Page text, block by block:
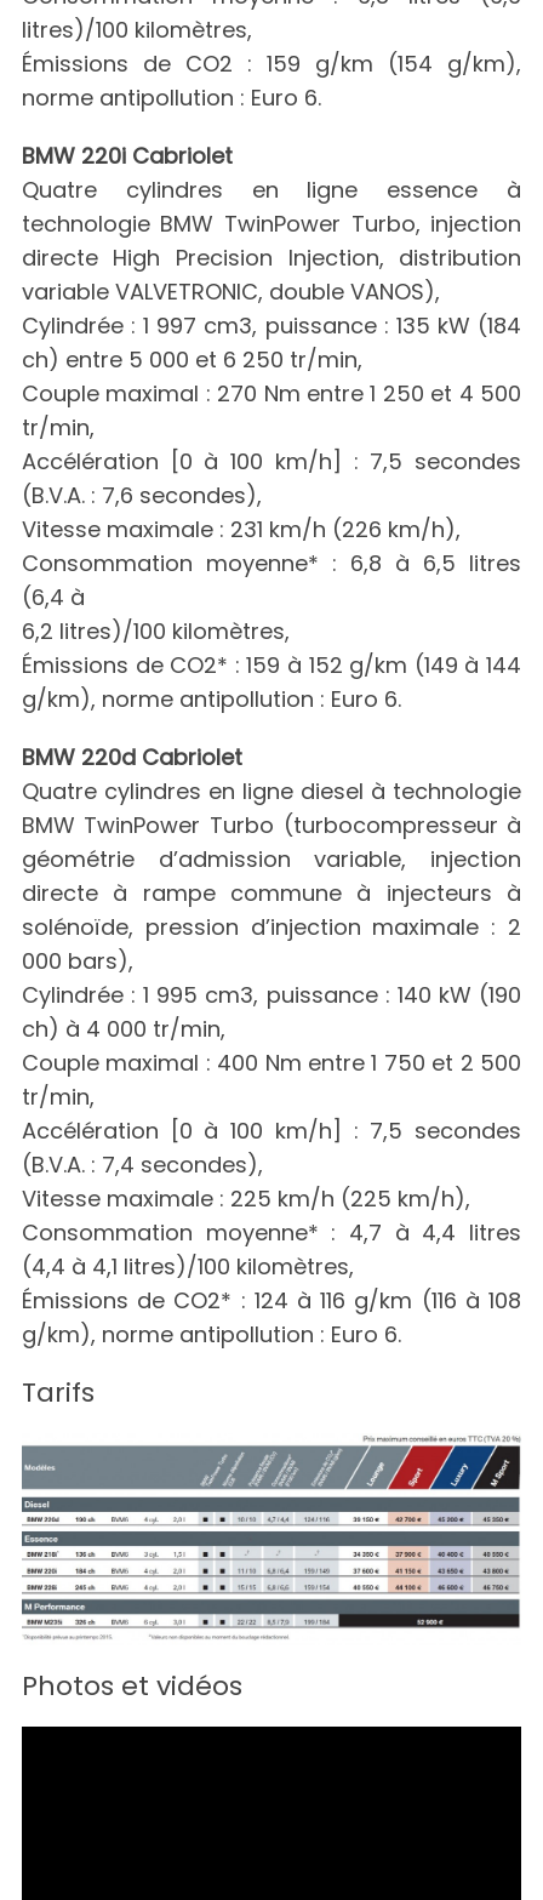
litres)/100 kilomètres,
Émissions de CO2 : 159 g/km (154 g/km),
norme antipollution : Euro 6.
BMW 220i Cabriolet
Quatre cylindres en ligne essence à
technologie BMW TwinPower Turbo, injection
directe High Precision Injection, distribution
variable VALVETRONIC, double VANOS),
Cylindrée : 1 997 cm3, puissance : 135 kW (184
ch) entre 5 000 et 6 250 tr/min,
Couple maximal : 270 Nm entre 1 250 et 4 500
tr/min,
Accélération [0 à 100 km/h] : 7,5 secondes
(B.V.A. : 7,6 secondes),
Vitesse maximale : 231 km/h (226 km/h),
Consommation moyenne* : 6,8 à 6,5 litres
(6,4 à
6,2 litres)/100 kilomètres,
Émissions de CO2* : 159 à 152 g/km (149 à 144
g/km), norme antipollution : Euro 6.
BMW 220d Cabriolet
Quatre cylindres en ligne diesel à technologie
BMW TwinPower Turbo (turbocompresseur à
géométrie d’admission variable, injection
directe à rampe commune à injecteurs à
solénoïde, pression d’injection maximale : 2
000 bars),
Cylindrée : 1 995 cm3, puissance : 140 kW (190
ch) à 4 000 tr/min,
Couple maximal : 400 Nm entre 1 750 et 2 500
tr/min,
Accélération [0 à 100 km/h] : 7,5 secondes
(B.V.A. : 7,4 secondes),
Vitesse maximale : 225 km/h (225 km/h),
Consommation moyenne* : 4,7 à 4,4 litres
(4,4 à 4,1 litres)/100 kilomètres,
Émissions de CO2* : 124 à 116 g/km (116 à 108
g/km), norme antipollution : Euro 6.
Tarifs
Photos et vidéos
e
a
r
c
f
o
: